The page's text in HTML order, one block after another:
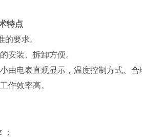
特点
的要求。
安装、拆卸方便。
由电表直观显示，温度控制方式、合
作效率高。